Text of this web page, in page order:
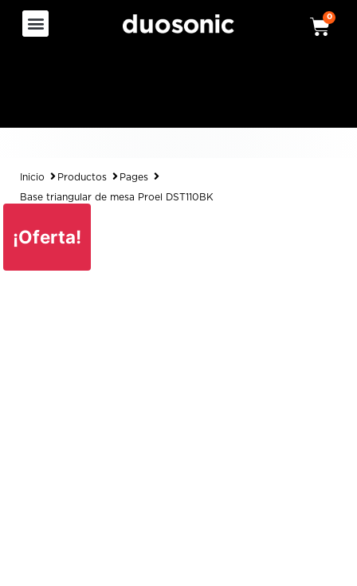
0
Inicio Productos Pages
Base triangular de mesa Proel DST110BK
¡Oferta!